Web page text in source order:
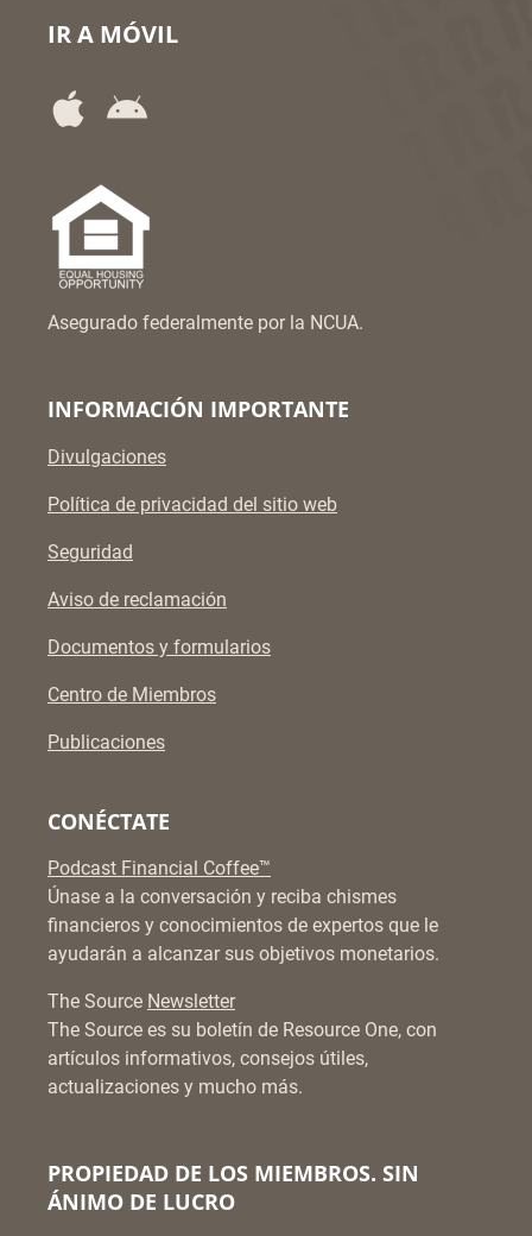
IR A MÓVIL
Asegurado federalmente por la NCUA.
INFORMACIÓN IMPORTANTE
Divulgaciones
Política de privacidad del sitio web
Seguridad
Aviso de reclamación
Documentos y formularios
Centro de Miembros
Publicaciones
CONÉCTATE
Podcast Financial Coffee™
Únase a la conversación y reciba chismes
financieros y conocimientos de expertos que le
ayudarán a alcanzar sus objetivos monetarios.
The Source Newsletter
The Source es su boletín de Resource One, con
artículos informativos, consejos útiles,
actualizaciones y mucho más.
PROPIEDAD DE LOS MIEMBROS. SIN
ÁNIMO DE LUCRO